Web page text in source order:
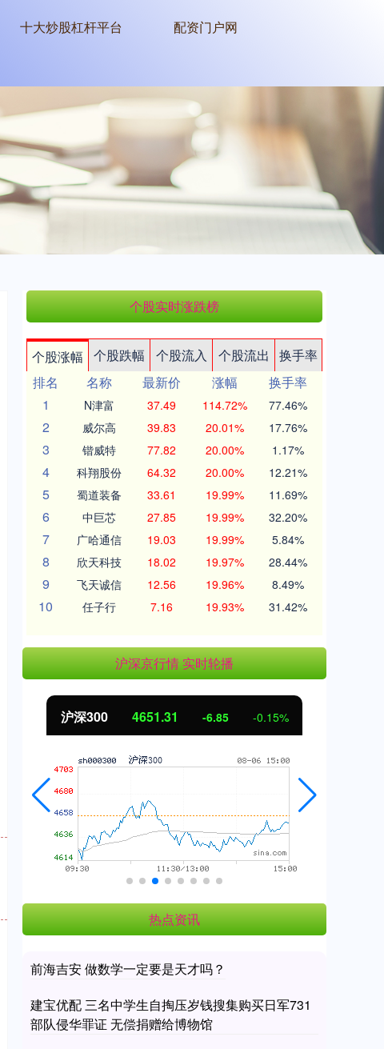
十大炒股杠杆平台 配资门户网
个股实时涨跌榜
个股涨幅 个股跌幅 个股流入 个股流出
换手率
排名
名称 最新价 涨幅
换手率
1
N津富 37.49 114.72% 77.46%
2 威尔高 39.83 20.01% 17.76%
3 锴威特 77.82 20.00% 1.17%
4 科翔股份 64.32 20.00% 12.21%
5 蜀道装备 33.61 19.99% 11.69%
6 中巨芯 27.85 19.99% 32.20%
7 广哈通信 19.03 19.99% 5.84%
8 欣天科技 18.02 19.97% 28.44%
9 飞天诚信 12.56 19.96% 8.49%
10 任子行 7.16 19.93% 31.42%
沪深京行情 实时轮播
北证50 1122.88 3.42 0.30%
热点资讯
前海吉安 做数学一定要是天才吗？
建宝优配 三名中学生自掏压岁钱搜集购买日军731
部队侵华罪证 无偿捐赠给博物馆